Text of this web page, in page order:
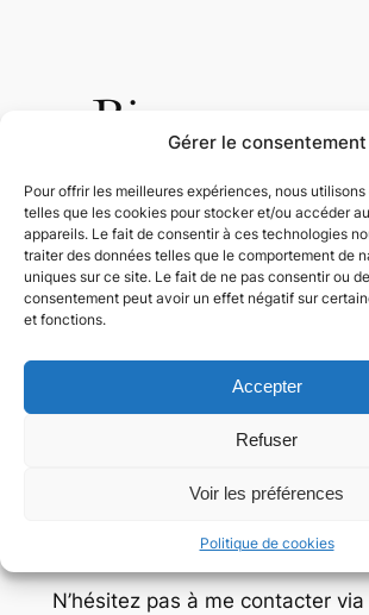
Gérer le consentement
Pour offrir les meilleures expériences, nous
telles que les cookies pour stocker et/ou accéder
appareils. Le fait de consentir à ces technologies
traiter des données telles que le comportement de
uniques sur ce site. Le fait de ne pas consentir ou
consentement peut avoir un effet négatif sur
et fonctions.
Accepter
Refuser
Voir les préférences
Politique de cookies
Bienvenue
site de
Gaillard!
Sébastien Gaillard,
Vous trouverez ici plus
professionnel que scolaire.
N’hésitez pas à me contacter via